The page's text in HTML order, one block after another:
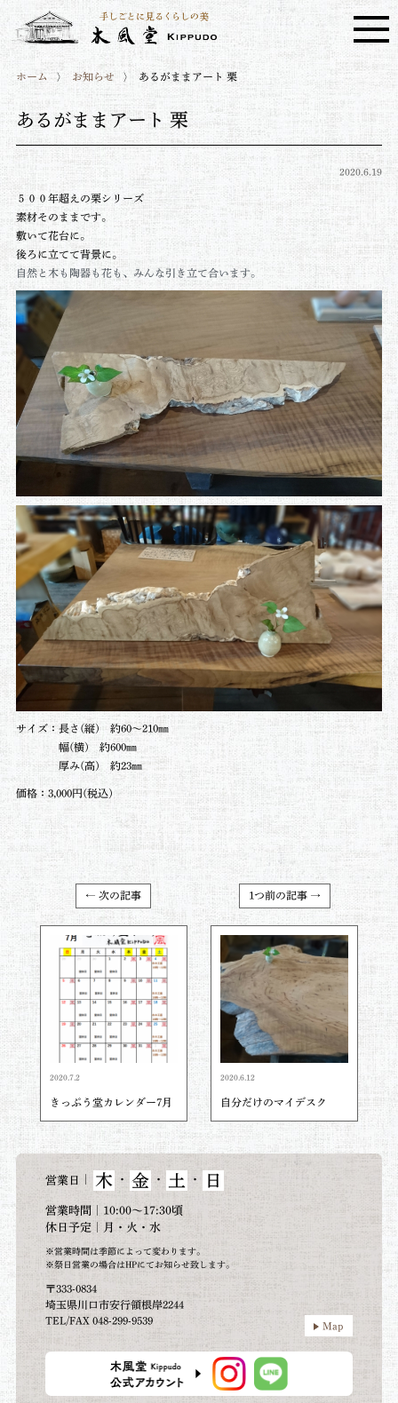
ホーム お知らせ あるがままアート 栗
あるがままアート 栗
2020.6.19
５００年超えの栗シリーズ
素材そのままです。
敷いて花台に。
後ろに立てて背景に。
自然と木も陶器も花も、みんな引き立て合います。
サイズ：長さ(縦) 約60～210㎜
幅(横) 約600㎜
厚み(高) 約23㎜
価格：3,000円(税込)
← 次の記事
2020.7.2
きっぷう堂カレンダー7月
1つ前の記事 →
2020.6.12
自分だけのマイデスク
営業日 木 ・ 金 ・ 土 ・ 日
営業時間｜10:00～17:30頃
休日予定｜月・火・水
※営業時間は季節によって変わります。
※祭日営業の場合はHPにてお知らせ致します。
〒333-0834
埼玉県川口市安行領根岸2244
TEL/FAX 048-299-9539
Map